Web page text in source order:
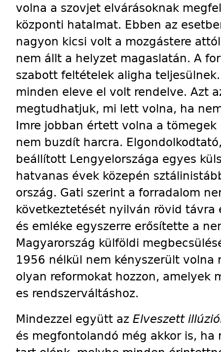
volna a szovjet elvárásoknak
központi hatalmat. Ebben az
nagyon kicsi volt a mozgástere
nem állt a helyzet magaslatán. A
szabott feltételek aligha
minden eleve el volt rendelve. Azt
megtudhatjuk, mi lett volna, ha
Imre jobban értett volna a tömegek
nem buzdít harcra.
beállított Lengyelországa egyes
hatvanas évek közepén
ország. Gati szerint a forradalom
következtetését nyilván rövid
és emléke egyszerre erősítette a
Magyarország külföldi
1956 nélkül nem kényszerült volna
olyan reformokat hozzon, amelyek
es rendszerváltáshoz.
Mindezzel együtt az Elveszett
és megfontolandó még akkor is,